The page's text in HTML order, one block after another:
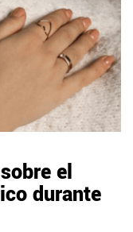
el
durante